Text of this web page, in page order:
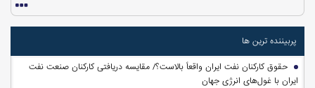
پربیننده ترین ها
حقوق کارکنان نفت ایران واقعاً بالاست؟/ مقایسه دریافتی کارکنان صنعت نفت
ایران با غول‌های انرژی جهان